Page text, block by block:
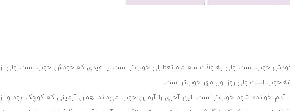
خوب است ولی به وقت سه ماه تعطیلی خوب‌تر است یا عیدی که خودش خوب است ولی از
خوب است ولی روز اول مهر خوب‌تر است.
خوانده شود خوب‌تر است. این آخری را آرمین خوب می‌داند. همان آرمینی که کوچک بود و از